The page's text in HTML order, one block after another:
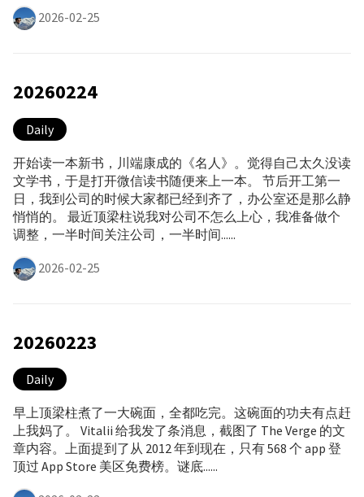
2026-02-25
20260224
Daily
开始读一本新书，川端康成的《名人》。觉得自己太久没读
文学书，于是打开微信读书随便来上一本。 节后开工第一
日，我到公司的时候大家都已经到齐了，办公室还是那么静
悄悄的。 最近顶梁柱说我对公司不怎么上心，我准备做个
调整，一半时间关注公司，一半时间......
2026-02-25
20260223
Daily
早上顶梁柱煮了一大碗面，全都吃完。这碗面的功夫有点赶
上我妈了。 Vitalii 给我发了条消息，截图了 The Verge 的文
章内容。上面提到了从 2012 年到现在，只有 568 个 app 登
顶过 App Store 美区免费榜。谜底......